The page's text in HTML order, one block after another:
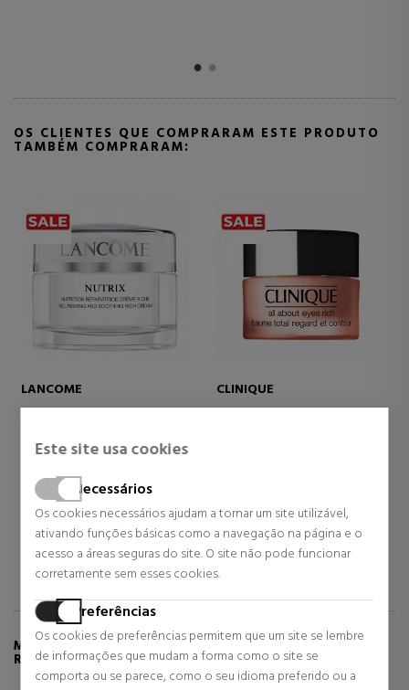
Este site usa cookies
Necessários
Os cookies necessários ajudam a tornar um site utilizável,
ativando funções básicas como a navegação na página e o
acesso a áreas seguras do site. O site não pode funcionar
corretamente sem esses cookies.
Preferências
Os cookies de preferências permitem que um site se lembre
de informações que mudam a forma como o site se
comporta ou se parece, como o seu idioma preferido ou a
OS CLIENTES QUE COMPRARAM ESTE PRODUTO
TAMBÉM COMPRARAM:
LANCOME
Cosméticos Faciais
37,00 € 52% DTO.
Preço habitual 77,00 €
32 revisões
CLINIQUE
Preço habitual 46,00 €
4 revisões
MAIS INFORMAÇÕES SOBRE SUMPTUOUS
REBEL RÍMEL